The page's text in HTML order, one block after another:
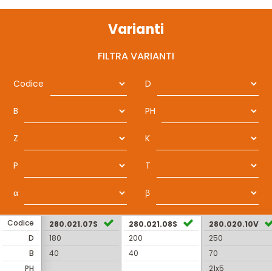
Varianti
FILTRA VARIANTI
Codice D
B PH
Z K
P T
α β
Codice
D
B
PH
280.021.07S
180
40
280.021.08S
200
40
280.020.10V
250
70
21x5